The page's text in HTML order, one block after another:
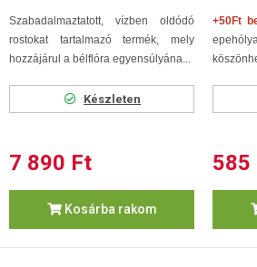
Szabadalmaztatott, vízben oldódó
rostokat tartalmazó termék, mely
hozzájárul a bélflóra egyensúlyána...
Készleten
7 890 Ft
Kosárba rakom
+50Ft
585